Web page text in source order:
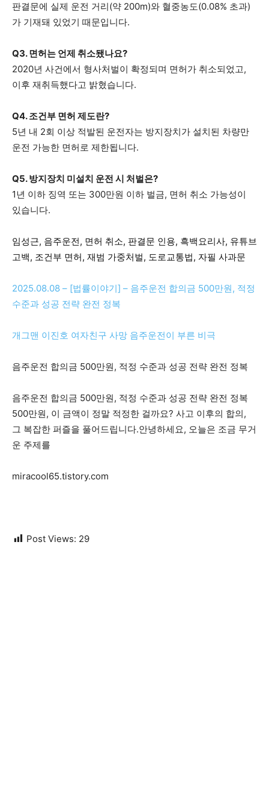
판결문에 실제 운전 거리(약 200m)와 혈중농도(0.08% 초과)
가 기재돼 있었기 때문입니다.
Q3. 면허는 언제 취소됐나요?
2020년 사건에서 형사처벌이 확정되며 면허가 취소되었고,
이후 재취득했다고 밝혔습니다.
Q4. 조건부 면허 제도란?
5년 내 2회 이상 적발된 운전자는 방지장치가 설치된 차량만
운전 가능한 면허로 제한됩니다.
Q5. 방지장치 미설치 운전 시 처벌은?
1년 이하 징역 또는 300만원 이하 벌금, 면허 취소 가능성이
있습니다.
임성근, 음주운전, 면허 취소, 판결문 인용, 흑백요리사, 유튜브
고백, 조건부 면허, 재범 가중처벌, 도로교통법, 자필 사과문
2025.08.08 – [법률이야기] – 음주운전 합의금 500만원, 적정
수준과 성공 전략 완전 정복
개그맨 이진호 여자친구 사망 음주운전이 부른 비극
음주운전 합의금 500만원, 적정 수준과 성공 전략 완전 정복
음주운전 합의금 500만원, 적정 수준과 성공 전략 완전 정복
500만원, 이 금액이 정말 적정한 걸까요? 사고 이후의 합의,
그 복잡한 퍼즐을 풀어드립니다.안녕하세요, 오늘은 조금 무거
운 주제를
miracool65.tistory.com
Post Views: 29